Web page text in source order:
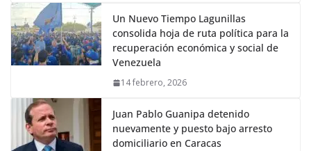
Un Nuevo Tiempo Lagunillas
consolida hoja de ruta política para la
recuperación económica y social de
Venezuela
14 febrero, 2026
Juan Pablo Guanipa detenido
nuevamente y puesto bajo arresto
domiciliario en Caracas